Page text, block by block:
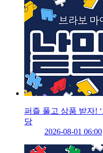
퍼즐 풀고 상품 받자!
당
2026-08-01 06:00